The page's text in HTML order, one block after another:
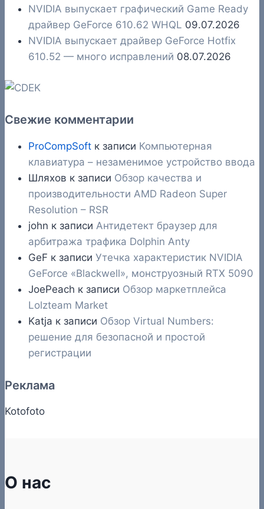
NVIDIA выпускает графический Game Ready
драйвер GeForce 610.62 WHQL 09.07.2026
NVIDIA выпускает драйвер GeForce Hotfix
610.52 — много исправлений 08.07.2026
Свежие комментарии
ProCompSoft к записи Компьютерная
клавиатура – незаменимое устройство ввода
Шляхов к записи Обзор качества и
производительности AMD Radeon Super
Resolution – RSR
john к записи Антидетект браузер для
арбитража трафика Dolphin Anty
GeF к записи Утечка характеристик NVIDIA
GeForce «Blackwell», монструозный RTX 5090
JoePeach к записи Обзор маркетплейса
Lolzteam Market
Katja к записи Обзор Virtual Numbers:
решение для безопасной и простой
регистрации
Реклама
Kotofoto
О нас